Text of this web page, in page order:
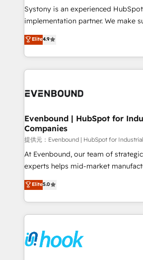
Your team learns while we build.
broke. Built for mid-market
constraints. By the Numbers 🏆 Top 1% of all
HubSpot partners 🔄 Top 5%
and sales ops at mid-market
Systony is an experienced HubSpot
implementation partner. We make
organization's needs and goals first
with your organization. We are only
you are too. Why Systony? - 20+ years of
experience with CRM, Marketing,
Own back-end developers -
View, SuperOffice) - Custom
Business Central, Navision, AX, SAP,
focus on growing B2B companies in
such as manufacturing, SaaS,
wholesaler companies. As an experienced HubSpot
That's why we have developed a
implementation process that
strive for optimal customer
experiences. Systony – We
Elite4.9
Evenbound | HubSpot for
Companies
提供元：Evenbound | HubSpot for
At Evenbound, our team of
experts helps mid-market
achieve real growth. We specialize
tailored solutions that drive results
HubSpot’s platform and data to
Technical Solutions: - HubSpot Technical Consulting -
Onboarding - Data Migration & Integrations -
Technical Audit & Optimization Strategic Solutions: -
Elite5.0